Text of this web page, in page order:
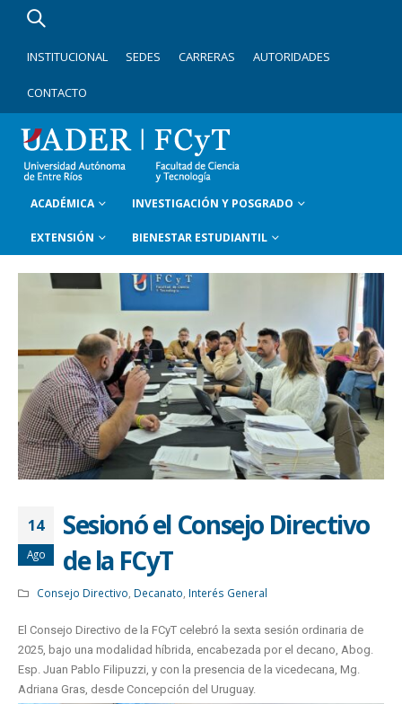
INSTITUCIONAL SEDES CARRERAS AUTORIDADES
CONTACTO
ACADÉMICA INVESTIGACIÓN Y POSGRADO
EXTENSIÓN BIENESTAR ESTUDIANTIL
14
Ago
Sesionó el Consejo Directivo
de la FCyT
Consejo Directivo Decanato Interés General
El Consejo Directivo de la FCyT celebró la sexta sesión ordinaria de
2025, bajo una modalidad híbrida, encabezada por el decano, Abog.
Esp. Juan Pablo Filipuzzi, y con la presencia de la vicedecana, Mg.
Adriana Gras, desde Concepción del Uruguay.